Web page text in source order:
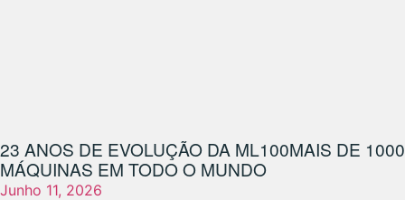
23 ANOS DE EVOLUÇÃO DA ML100MAIS DE 1000
MÁQUINAS EM TODO O MUNDO
Junho 11, 2026